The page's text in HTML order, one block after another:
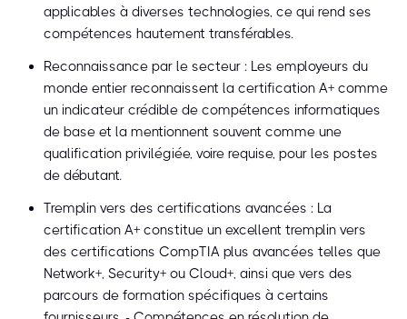
applicables à diverses technologies, ce qui rend ses
compétences hautement transférables.
Reconnaissance par le secteur : Les employeurs du
monde entier reconnaissent la certification A+ comme
un indicateur crédible de compétences informatiques
de base et la mentionnent souvent comme une
qualification privilégiée, voire requise, pour les postes
de débutant.
Tremplin vers des certifications avancées : La
certification A+ constitue un excellent tremplin vers
des certifications CompTIA plus avancées telles que
Network+, Security+ ou Cloud+, ainsi que vers des
parcours de formation spécifiques à certains